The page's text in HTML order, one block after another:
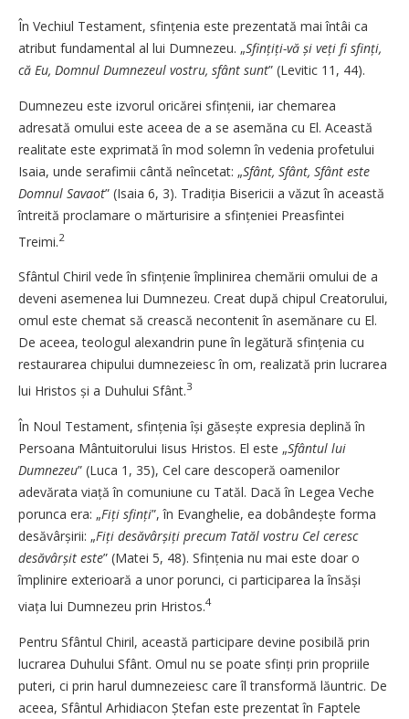
În Vechiul Testament, sfințenia este prezentată mai întâi ca
atribut fundamental al lui Dumnezeu. „Sfințiți-vă și veți fi sfinți,
că Eu, Domnul Dumnezeul vostru, sfânt sunt” (Levitic 11, 44).
Dumnezeu este izvorul oricărei sfințenii, iar chemarea
adresată omului este aceea de a se asemăna cu El. Această
realitate este exprimată în mod solemn în vedenia profetului
Isaia, unde serafimii cântă neîncetat: „Sfânt, Sfânt, Sfânt este
Domnul Savaot” (Isaia 6, 3). Tradiția Bisericii a văzut în această
întreită proclamare o mărturisire a sfințeniei Prea­sfintei
Treimi.2
Sfântul Chiril vede în sfințenie împlinirea chemării omului de a
deveni asemenea lui Dumnezeu. Creat după chipul Creatorului,
omul este chemat să crească necontenit în asemănare cu El.
De aceea, teologul alexandrin pune în legătură sfințenia cu
restaurarea chipului dumnezeiesc în om, realizată prin lucrarea
lui Hristos și a Duhului Sfânt.3
În Noul Testament, sfințenia își găsește expresia deplină în
Persoana Mântuitorului Iisus Hristos. El este „Sfântul lui
Dumnezeu” (Luca 1, 35), Cel care descoperă oamenilor
adevărata viață în comuniune cu Tatăl. Dacă în Legea Veche
porunca era: „Fiți sfinți”, în Evanghelie, ea dobândește forma
desăvârșirii: „Fiți desăvârșiți precum Tatăl vostru Cel ceresc
desăvârșit este” (Matei 5, 48). Sfințenia nu mai este doar o
împlinire exterioară a unor porunci, ci participarea la însăși
viața lui Dumnezeu prin Hristos.4
Pentru Sfântul Chiril, această participare devine posibilă prin
lucrarea Duhului Sfânt. Omul nu se poate sfinți prin propriile
puteri, ci prin harul dumnezeiesc care îl transformă lăuntric. De
aceea, Sfântul Arhidiacon Ștefan este prezentat în Faptele